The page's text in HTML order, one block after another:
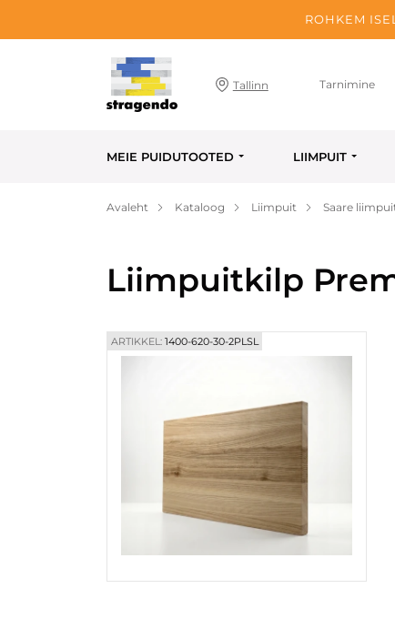
ROHKEM
Tallinn Tarnimine
MEIE PUIDUTOOTED LIIMPUIT
Avaleht Kataloog Liimpuit Saare
Liimpuitkilp
ARTIKKEL: 1400-620-30-2PLSL